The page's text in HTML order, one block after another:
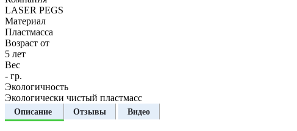
LASER PEGS
Материал
Пластмасса
Возраст от
5 лет
Вес
- гр.
Экологичность
Экологически чистый пластмасс
Описание Отзывы Видео